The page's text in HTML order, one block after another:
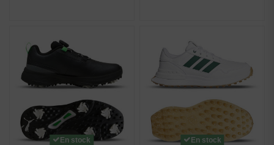
En stock En stock